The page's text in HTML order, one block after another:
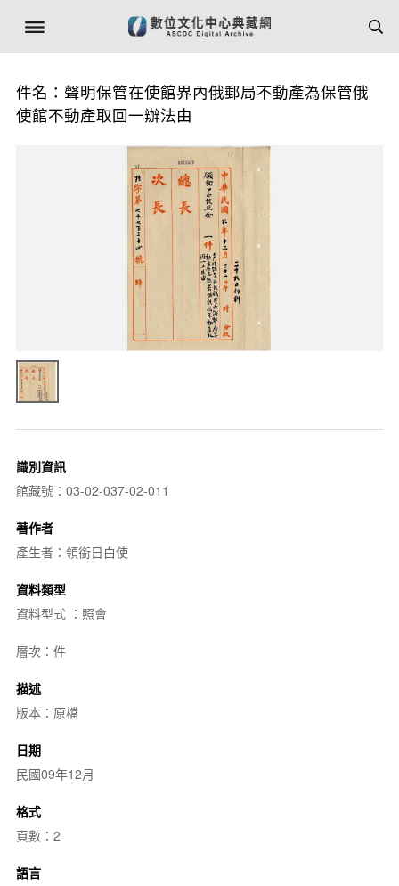
件名：聲明保管在使館界內俄郵局不動產為保管俄
使館不動產取回一辦法由
識別資訊
館藏號：03-02-037-02-011
著作者
產生者：領銜日白使
資料類型
資料型式 ：照會
層次：件
描述
版本：原檔
日期
民國09年12月
格式
頁數：2
語言